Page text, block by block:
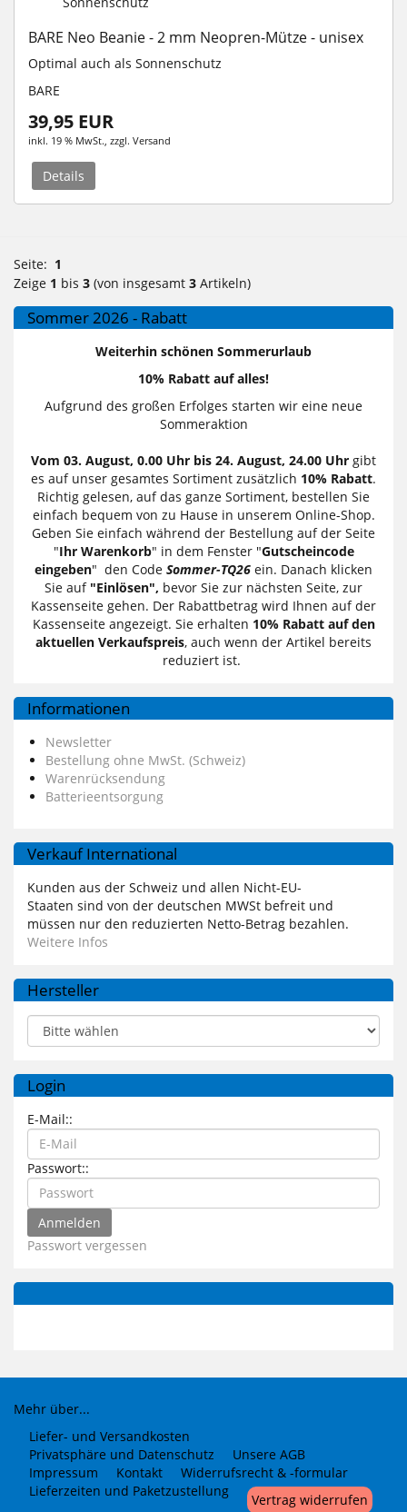
BARE Neo Beanie - 2 mm Neopren-Mütze - unisex
Optimal auch als Sonnenschutz
BARE
39,95 EUR
inkl. 19 % MwSt. , zzgl. Versand
Details
Seite: 1
Zeige 1 bis 3 (von insgesamt 3 Artikeln)
Sommer 2026 - Rabatt
Weiterhin schönen Sommerurlaub
10% Rabatt auf alles!
Aufgrund des großen Erfolges starten wir eine neue
Sommeraktion
Vom 03. August, 0.00 Uhr bis 24. August, 24.00 Uhr gibt
es auf unser gesamtes Sortiment zusätzlich 10% Rabatt.
Richtig gelesen, auf das ganze Sortiment, bestellen Sie
einfach bequem von zu Hause in unserem Online-Shop.
Geben Sie einfach während der Bestellung auf der Seite
"Ihr Warenkorb" in dem Fenster "Gutscheincode
eingeben" den Code Sommer-TQ26 ein. Danach klicken
Sie auf "Einlösen", bevor Sie zur nächsten Seite, zur
Kassenseite gehen. Der Rabattbetrag wird Ihnen auf der
Kassenseite angezeigt. Sie erhalten 10% Rabatt auf den
aktuellen Verkaufspreis, auch wenn der Artikel bereits
reduziert ist.
Informationen
Newsletter
Bestellung ohne MwSt. (Schweiz)
Warenrücksendung
Batterieentsorgung
Verkauf International
Kunden aus der Schweiz und allen Nicht-EU-
Staaten sind von der deutschen MWSt befreit und
müssen nur den reduzierten Netto-Betrag bezahlen.
Weitere Infos
Hersteller
Login
E-Mail::
Passwort::
Passwort vergessen
Mehr über...
Liefer- und Versandkosten
Privatsphäre und Datenschutz
Unsere AGB
Impressum
Kontakt
Widerrufsrecht & -formular
Lieferzeiten und Paketzustellung
Vertrag widerrufen